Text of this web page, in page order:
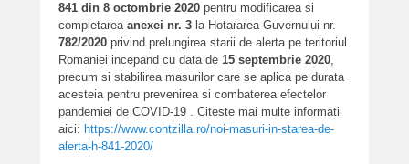
841 din 8 octombrie 2020 pentru modificarea si
completarea anexei nr. 3 la Hotararea Guvernului nr.
782/2020 privind prelungirea starii de alerta pe teritoriul
Romaniei incepand cu data de 15 septembrie 2020,
precum si stabilirea masurilor care se aplica pe durata
acesteia pentru prevenirea si combaterea efectelor
pandemiei de COVID-19 . Citeste mai multe informatii
aici: https://www.contzilla.ro/noi-masuri-in-starea-de-
alerta-h-841-2020/